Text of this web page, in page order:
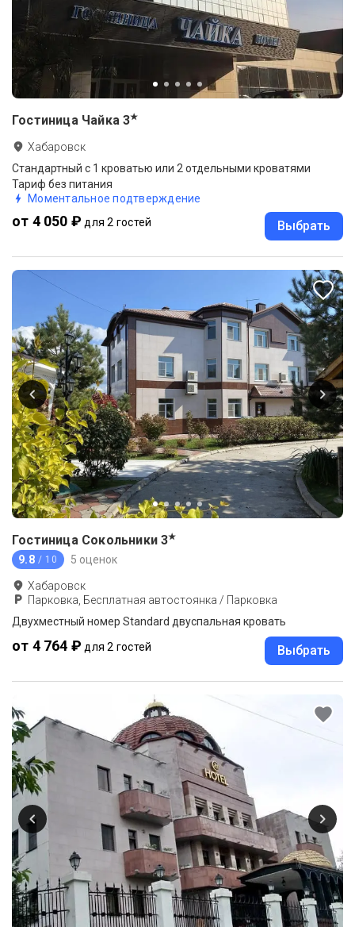
Гостиница Чайка 3★
Хабаровск
Стандартный с 1 кроватью или 2 отдельными кроватями
Тариф без питания
Моментальное подтверждение
от 4 050 ₽ для 2 гостей Выбрать
Гостиница Сокольники 3★
9.8 / 10 5 оценок
Хабаровск
Парковка, Бесплатная автостоянка / Парковка
Двухместный номер Standard двуспальная кровать
от 4 764 ₽ для 2 гостей Выбрать